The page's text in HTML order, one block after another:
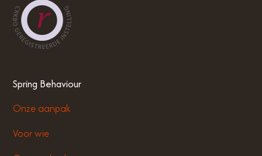
Spring Behaviour
Onze aanpak
Voor wie